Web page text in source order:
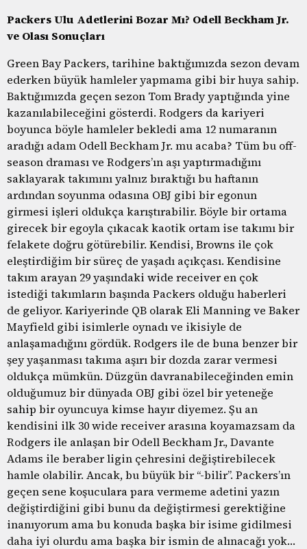
Packers Ulu Adetlerini Bozar Mı? Odell Beckham Jr.
ve Olası Sonuçları
Green Bay Packers, tarihine baktığımızda sezon devam
ederken büyük hamleler yapmama gibi bir huya sahip.
Baktığımızda geçen sezon Tom Brady yaptığında yine
kazanılabileceğini gösterdi. Rodgers da kariyeri
boyunca böyle hamleler bekledi ama 12 numaranın
aradığı adam Odell Beckham Jr. mu acaba? Tüm bu off-
season draması ve Rodgers’ın aşı yaptırmadığını
saklayarak takımını yalnız bıraktığı bu haftanın
ardından soyunma odasına OBJ gibi bir egonun
girmesi işleri oldukça karıştırabilir. Böyle bir ortama
girecek bir egoyla çıkacak kaotik ortam ise takımı bir
felakete doğru götürebilir. Kendisi, Browns ile çok
eleştirdiğim bir süreç de yaşadı açıkçası. Kendisine
takım arayan 29 yaşındaki wide receiver en çok
istediği takımların başında Packers olduğu haberleri
de geliyor. Kariyerinde QB olarak Eli Manning ve Baker
Mayfield gibi isimlerle oynadı ve ikisiyle de
anlaşamadığını gördük. Rodgers ile de buna benzer bir
şey yaşanması takıma aşırı bir dozda zarar vermesi
oldukça mümkün. Düzgün davranabileceğinden emin
olduğumuz bir dünyada OBJ gibi özel bir yeteneğe
sahip bir oyuncuya kimse hayır diyemez. Şu an
kendisini ilk 30 wide receiver arasına koyamazsam da
Rodgers ile anlaşan bir Odell Beckham Jr., Davante
Adams ile beraber ligin çehresini değiştirebilecek
hamle olabilir. Ancak, bu büyük bir “-bilir”. Packers’ın
geçen sene koşuculara para vermeme adetini yazın
değiştirdiğini gibi bunu da değiştirmesi gerektiğine
inanıyorum ama bu konuda başka bir isime gidilmesi
daha iyi olurdu ama başka bir ismin de alınacağı yok…